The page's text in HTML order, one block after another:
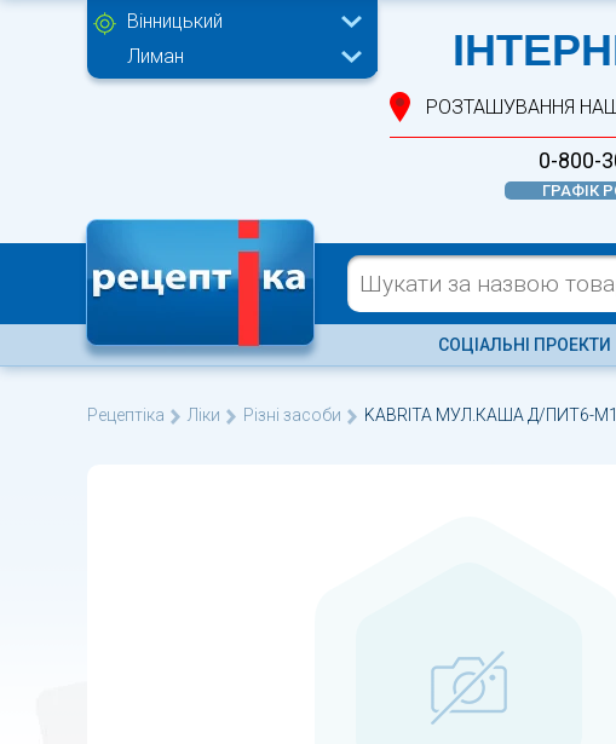
Вінницький
Лиман
РОЗТАШУВАННЯ
0-800-
ГРАФІК
СОЦІАЛЬНІ ПРОЕКТИ
Рецептіка Ліки Різні засоби KABRITA МУЛ.КАША Д/ПИТ6-